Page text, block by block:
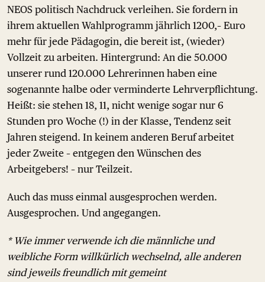
NEOS politisch Nachdruck verleihen. Sie fordern in
ihrem aktuellen Wahlprogramm jährlich 1200,– Euro
mehr für jede Pädagogin, die bereit ist, (wieder)
Vollzeit zu arbeiten. Hintergrund: An die 50.000
unserer rund 120.000 Lehrerinnen haben eine
sogenannte halbe oder verminderte Lehrverpflichtung.
Heißt: sie stehen 18, 11, nicht wenige sogar nur 6
Stunden pro Woche (!) in der Klasse, Tendenz seit
Jahren steigend. In keinem anderen Beruf arbeitet
jeder Zweite – entgegen den Wünschen des
Arbeitgebers! – nur Teilzeit.
Auch das muss einmal ausgesprochen werden.
Ausgesprochen. Und angegangen.
* Wie immer verwende ich die männliche und
weibliche Form willkürlich wechselnd, alle anderen
sind jeweils freundlich mit gemeint